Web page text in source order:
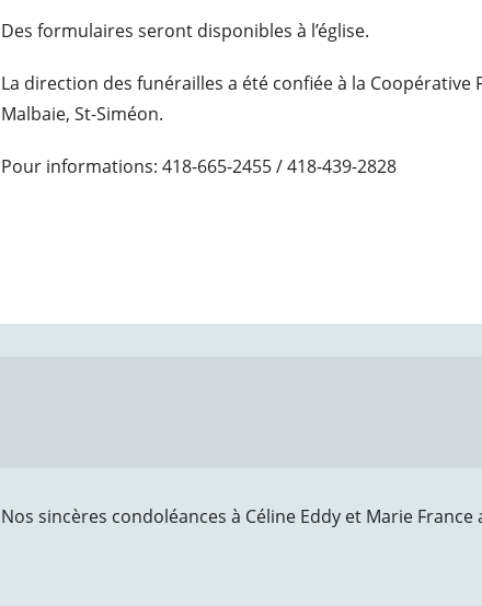
Des formulaires seront disponibles à l’église.
La direction des funérailles a été confiée à la Coopérative
Malbaie, St-Siméon.
Pour informations: 418-665-2455 / 418-439-2828
Nos sincères condoléances à Céline Eddy et Marie